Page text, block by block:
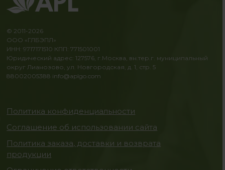
© 2011-2026
ООО «ГЛБЭПЛ»
ИНН: 9717171510 КПП: 771501001
Юридический адрес: 127576, г.Москва, вн.тер.г. муниципальный
округ Лианозово, ул. Новгородская, д. 1, стр. 5
88002005388 info@aplgo.com
Политика конфиденциальности
Соглашение об использовании сайта
Политика заказа, доставки и возврата
продукции